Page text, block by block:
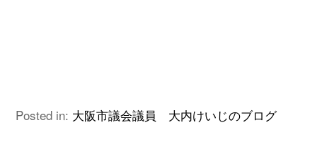
Posted in: 大阪市議会議員 大内けいじのブログ